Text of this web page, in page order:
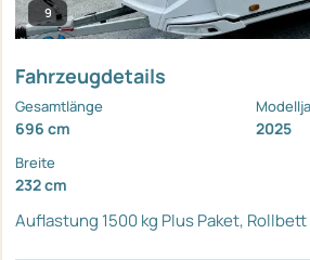
9
Fahrzeugdetails
Gesamtlänge
696 cm 2025
Breite
232 cm
Auflastung 1500 kg Plus Paket, Rollbett